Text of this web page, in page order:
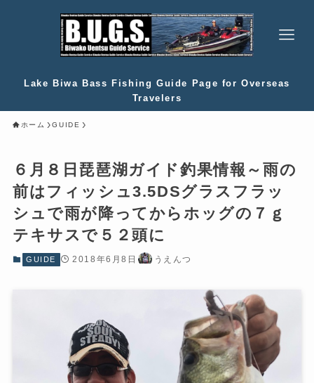
Lake Biwa Bass Fishing Guide Page for Overseas
Travelers
ホーム GUIDE
６月８日琵琶湖ガイド釣果情報～雨の
前はフィッシュ3.5DSグラスフラッ
シュで雨が降ってからホッグの７ｇ
テキサスで５２頭に
GUIDE 2018年6月8日 うえんつ